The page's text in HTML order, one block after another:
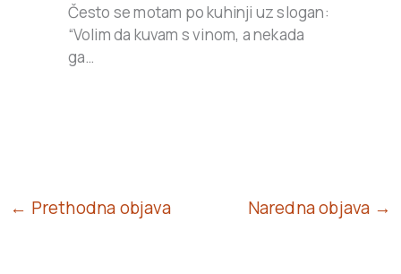
Često se motam po kuhinji uz slogan:
“Volim da kuvam s vinom, a nekada
ga…
← Prethodna objava Naredna objava →